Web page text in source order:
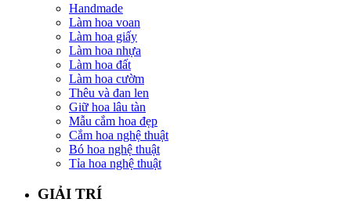
Handmade
Làm hoa voan
Làm hoa giấy
Làm hoa nhựa
Làm hoa đất
Làm hoa cườm
Thêu và đan len
Giữ hoa lâu tàn
Mẫu cắm hoa đẹp
Cắm hoa nghệ thuật
Bó hoa nghệ thuật
Tỉa hoa nghệ thuật
GIẢI TRÍ